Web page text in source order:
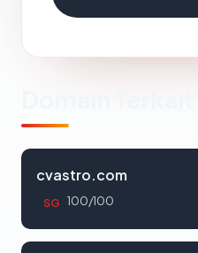
cvastro.com
SG 100/100